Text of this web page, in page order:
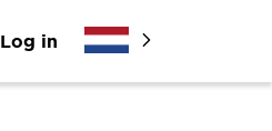
Log in